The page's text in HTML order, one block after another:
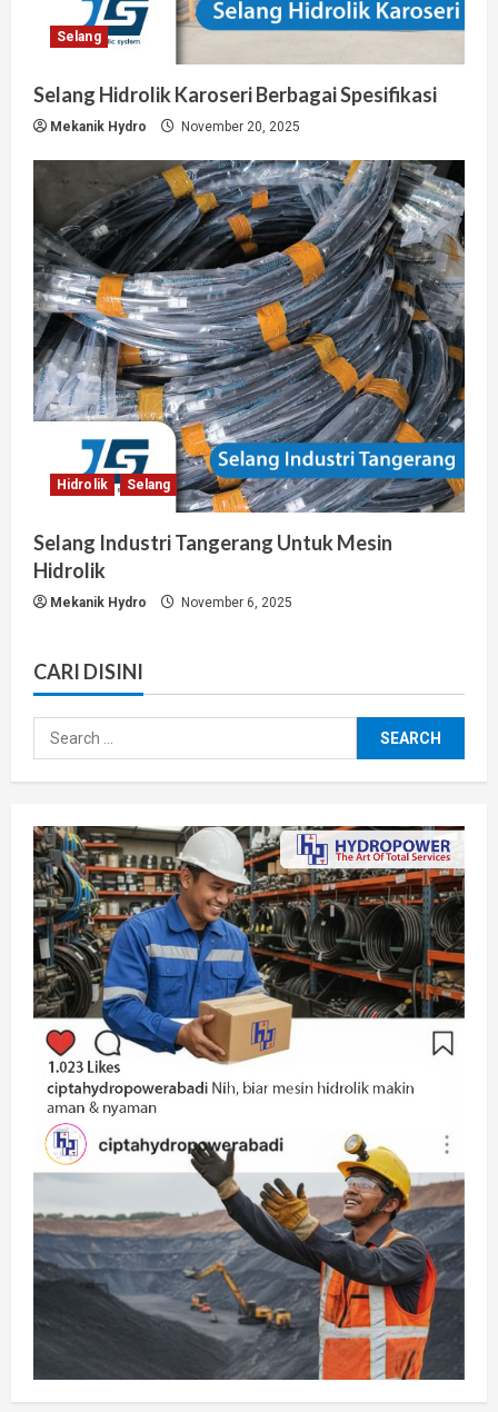
Selang
Selang Hidrolik Karoseri Berbagai Spesifikasi
Mekanik Hydro November 20, 2025
Hidrolik Selang
Selang Industri Tangerang Untuk Mesin
Hidrolik
Mekanik Hydro November 6, 2025
CARI DISINI
Search
for: